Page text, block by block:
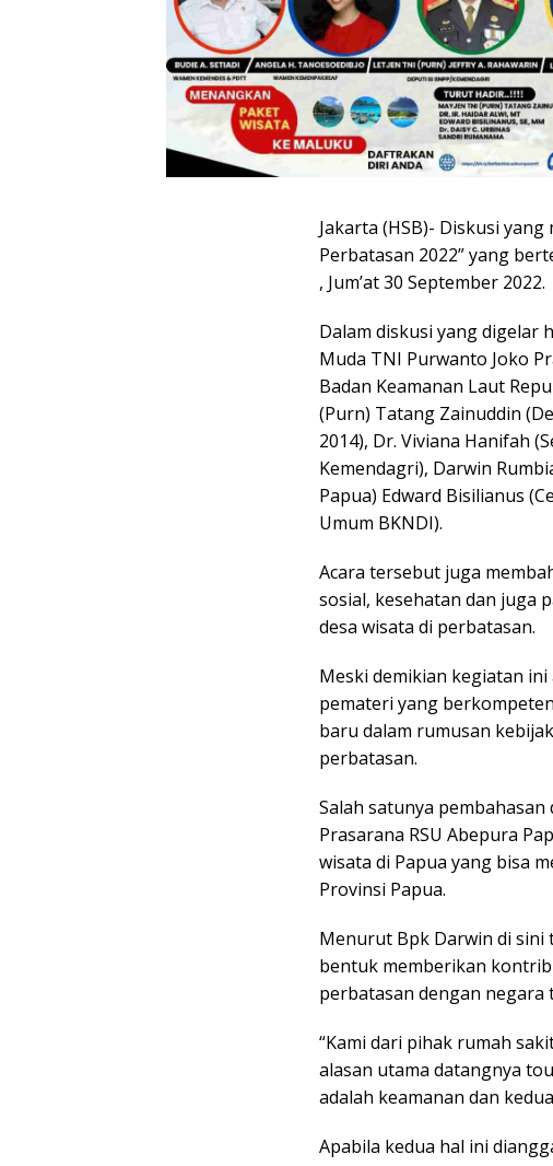
Jakarta (HSB)- Diskusi
Perbatasan 2022” yang
, Jum’at 30 September 2022.
Dalam diskusi yang digelar
Muda TNI Purwanto Joko
Badan Keamanan Laut
(Purn) Tatang Zainuddin
2014), Dr. Viviana Hanifah
Kemendagri), Darwin
Papua) Edward Bisilianus
Umum BKNDI).
Acara tersebut juga
sosial, kesehatan dan juga
desa wisata di perbatasan.
Meski demikian kegiatan
pemateri yang
baru dalam rumusan
perbatasan.
Salah satunya
Prasarana RSU Abepura
wisata di Papua yang bisa
Provinsi Papua.
Menurut Bpk Darwin di sini
bentuk memberikan
perbatasan dengan negara
“Kami dari pihak rumah
alasan utama datangnya
adalah keamanan dan
Apabila kedua hal ini